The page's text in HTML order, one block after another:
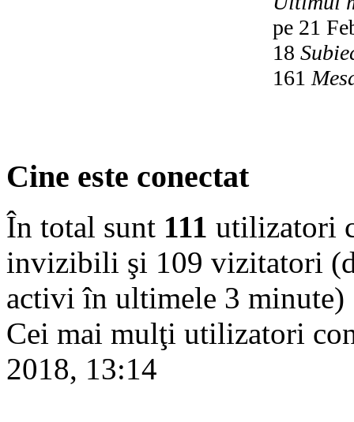
pe 21
18
161
Cine este conectat
În total sunt 111 utilizatori
invizibili şi 109 vizitatori
activi în ultimele 3 minute)
Cei mai mulţi utilizatori
2018, 13:14